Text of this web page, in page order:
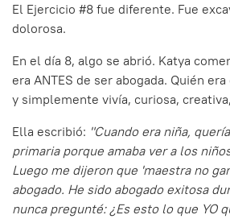
El Ejercicio #8 fue diferente. Fue
dolorosa.
En el día 8, algo se abrió. Katya
era ANTES de ser abogada. Quién
y simplemente vivía, curiosa,
Ella escribió: "Cuando era niña,
primaria porque amaba ver a los
Luego me dijeron que 'maestra no
abogado. He sido abogado exitosa
nunca pregunté: ¿Es esto lo que YO